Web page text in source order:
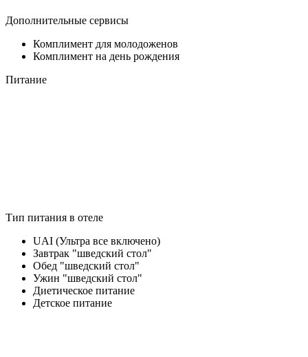
Дополнительные сервисы
Комплимент для молодоженов
Комплимент на день рождения
Питание
Тип питания в отеле
UAI (Ультра все включено)
Завтрак "шведский стол"
Обед "шведский стол"
Ужин "шведский стол"
Диетическое питание
Детское питание